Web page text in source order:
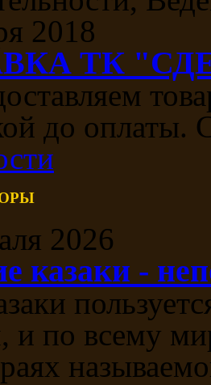
2018
ТК
до оплаты.
2026
казаки -
и по всему